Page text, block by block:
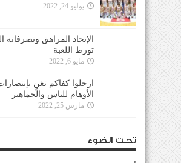
يوليو 24, 2022
الإتحاد المراهق وتصرفاته
تورط اللعبة
مايو 6, 2022
ارحلوا كفاكم تغنٍ
الأوهام للناس والجماهير
مارس 25, 2022
تحت الضوء